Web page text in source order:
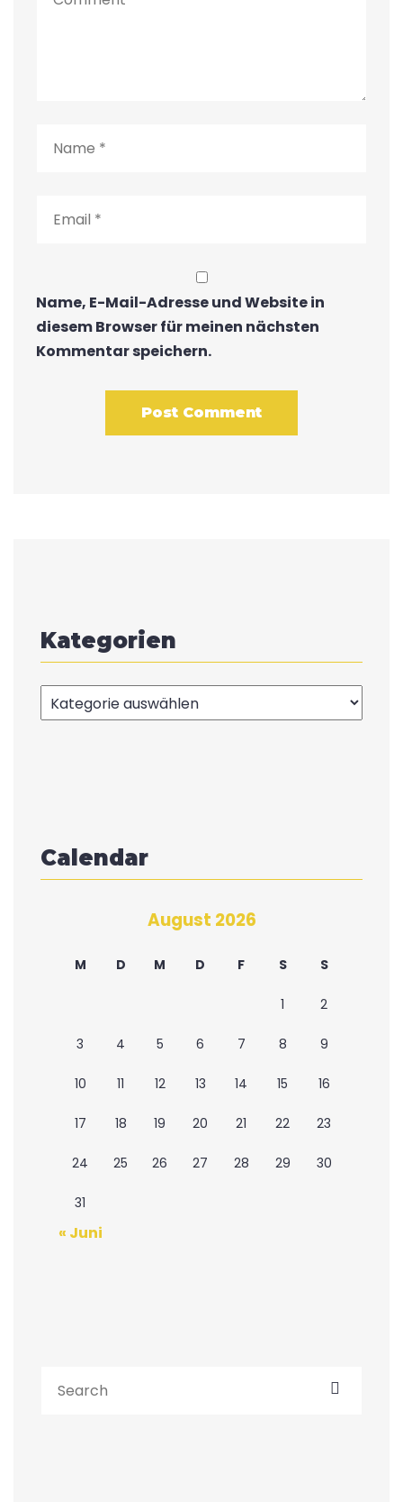
Name, E-Mail-Adresse und Website in
diesem Browser für meinen nächsten
Kommentar speichern.
Kategorien
Kategorien
Calendar
August 2026
M D M D F S S
1 2
3 4 5 6 7 8 9
10 11 12 13 14 15 16
17 18 19 20 21 22 23
24 25 26 27 28 29 30
31
« Juni